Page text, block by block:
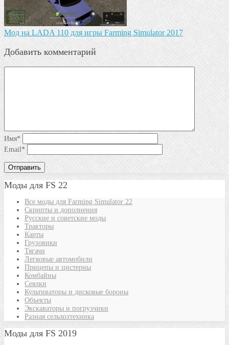
Мод на LADA 110 для игры Farming Simulator 2017
Добавить комментарий
Имя*
Email*
Моды для FS 22
Все моды для Farming Simulator 22
Скрипты и дополнения
Русские и советские моды
Тракторы
Карты
Грузовики
Тягачи
Легковые автомобили
Прицепы и цистерны
Комбайны
Сеялки
Культиваторы и дисковые бороны
Объекты
Экскаваторы и погрузчики
Разная сельхозтехника
Моды для FS 2019